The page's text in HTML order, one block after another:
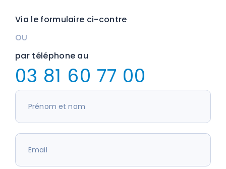
Via le formulaire ci-contre
OU
par téléphone au
03 81 60 77 00